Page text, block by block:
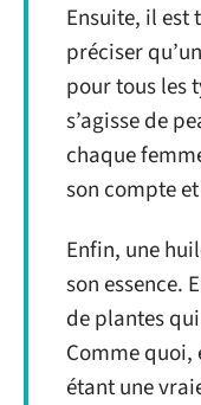
Ensuite, il
préciser
pour tous les
s’agisse de
chaque
son compte
Enfin, une
son essence.
de plantes
Comme quoi,
étant une